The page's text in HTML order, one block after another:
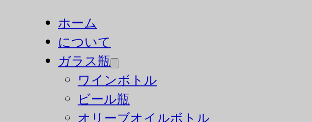
ホーム
について
ガラス瓶
ワインボトル
ビール瓶
オリーブオイルボトル